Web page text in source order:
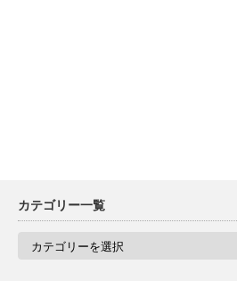
カテゴリー一覧